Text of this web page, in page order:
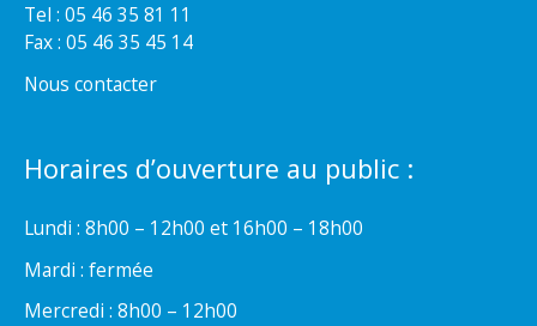
Tel : 05 46 35 81 11
Fax : 05 46 35 45 14
Nous contacter
Horaires d’ouverture au public :
Lundi : 8h00 – 12h00 et 16h00 – 18h00
Mardi : fermée
Mercredi : 8h00 – 12h00